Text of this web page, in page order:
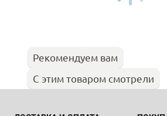
Рекомендуем вам
С этим товаром смотрели